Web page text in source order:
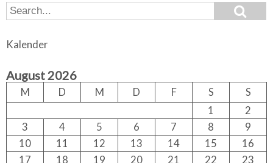
S
e
r
h
o
r:
e
Kalender
August 2026
M D M D F S
S
1
2
3
4 5 6 7 8
9
10
11 12 13 14 15
16
17
18 19 20 21 22
23